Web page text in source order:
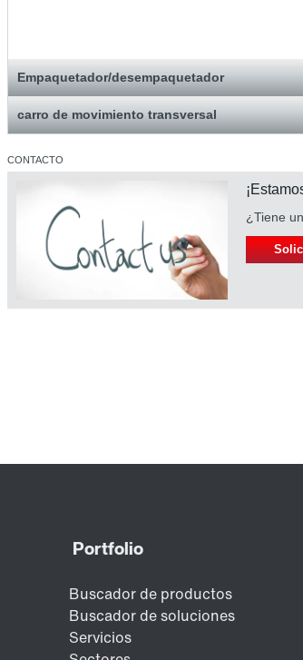
Empaquetador/desempaquetador
carro de movimiento transversal
CONTACTO
¿Tiene